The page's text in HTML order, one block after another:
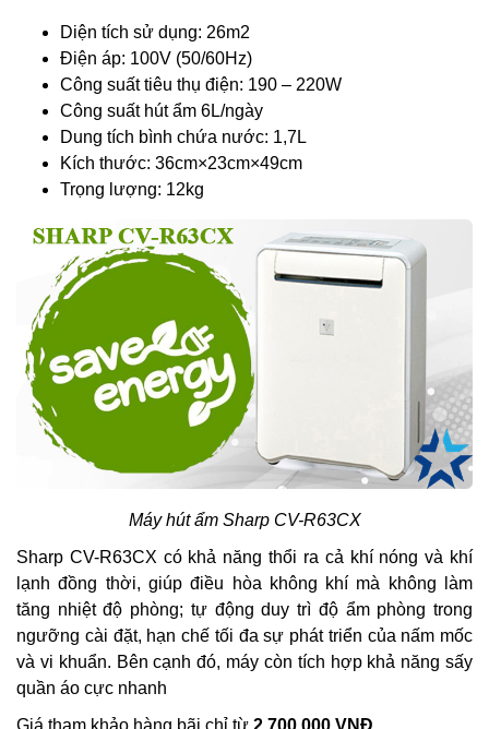
Diện tích sử dụng: 26m2
Điện áp: 100V (50/60Hz)
Công suất tiêu thụ điện: 190 – 220W
Công suất hút ẩm 6L/ngày
Dung tích bình chứa nước: 1,7L
Kích thước: 36cm×23cm×49cm
Trọng lượng: 12kg
Máy hút ẩm Sharp CV-R63CX
Sharp CV-R63CX có khả năng thổi ra cả khí nóng và khí
lạnh đồng thời, giúp điều hòa không khí mà không làm
tăng nhiệt độ phòng; tự động duy trì độ ẩm phòng trong
ngưỡng cài đặt, hạn chế tối đa sự phát triển của nấm mốc
và vi khuẩn. Bên cạnh đó, máy còn tích hợp khả năng sấy
quần áo cực nhanh
Giá tham khảo hàng bãi chỉ từ 2.700.000 VNĐ